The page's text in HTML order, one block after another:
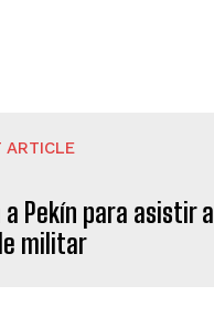
ARTICLE
Pekín para asistir a
militar